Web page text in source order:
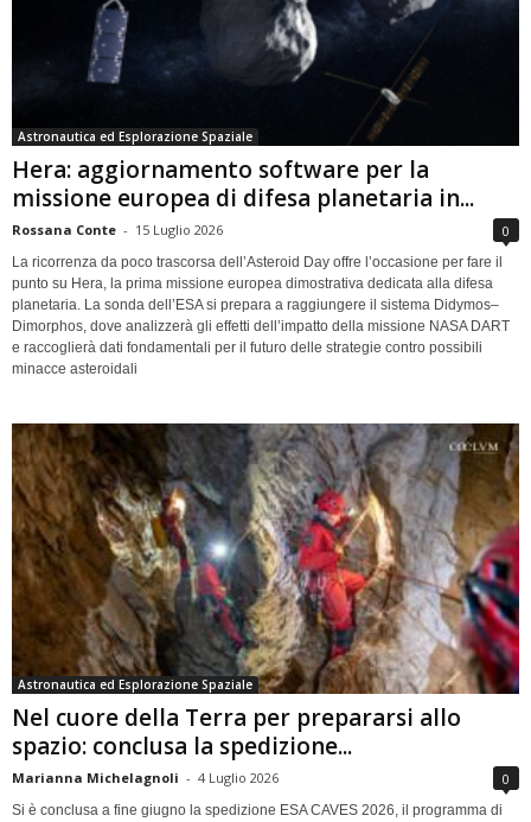
Astronautica ed Esplorazione Spaziale
Hera: aggiornamento software per la
missione europea di difesa planetaria in...
Rossana Conte - 15 Luglio 2026 0
La ricorrenza da poco trascorsa dell’Asteroid Day offre l’occasione per fare il
punto su Hera, la prima missione europea dimostrativa dedicata alla difesa
planetaria. La sonda dell’ESA si prepara a raggiungere il sistema Didymos–
Dimorphos, dove analizzerà gli effetti dell’impatto della missione NASA DART
e raccoglierà dati fondamentali per il futuro delle strategie contro possibili
minacce asteroidali
Astronautica ed Esplorazione Spaziale
Nel cuore della Terra per prepararsi allo
spazio: conclusa la spedizione...
Marianna Michelagnoli - 4 Luglio 2026 0
Si è conclusa a fine giugno la spedizione ESA CAVES 2026, il programma di